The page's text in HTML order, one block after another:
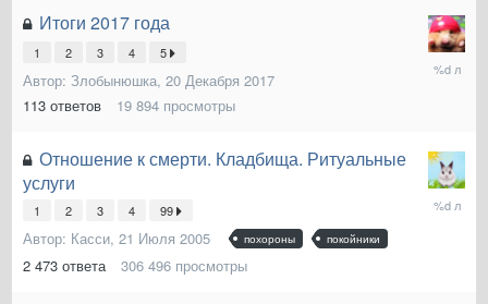
Итоги 2017 года
1 2 3 4 5
Автор: Злобынюшка, 20 Декабря 2017
113 ответов 19 894 просмотры
9
Отношение к смерти. Кладбища. Ритуальные
услуги
1 2 3 4 99
Автор: Касси, 21 Июля 2005 похороны покойники
2 473 ответа 306 496 просмотры
28